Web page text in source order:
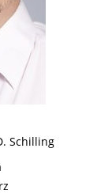
Schilling